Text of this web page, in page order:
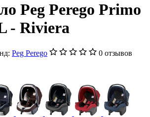
Peg Perego Primo
- Riviera
Peg Perego
0 отзывов